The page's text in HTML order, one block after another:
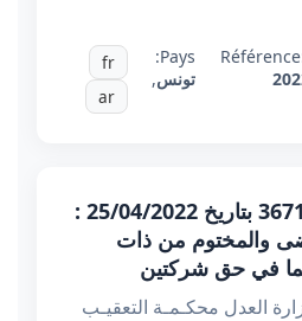
Pays:
تونس,
fr
ar
قرار تعقيبي عدد 36719 بتاريخ 25/04/2022 :
والمختوم من ذات
في حق شركتين
العدل محكـمـة التعقيـب